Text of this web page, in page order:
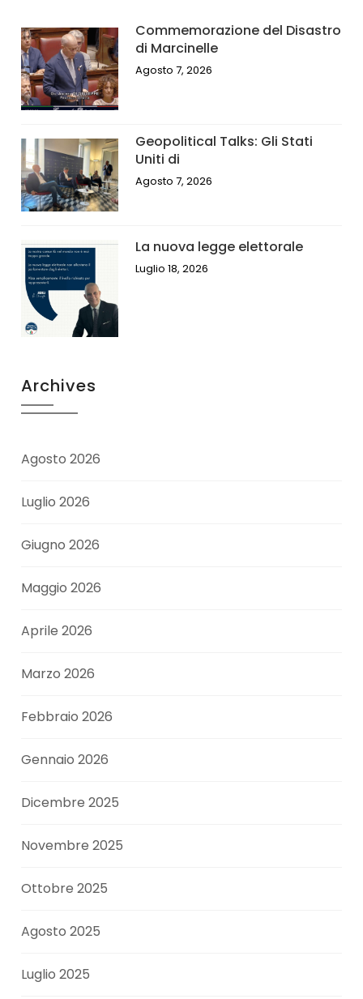
Commemorazione del Disastro
di Marcinelle
Agosto 7, 2026
Geopolitical Talks: Gli Stati
Uniti di
Agosto 7, 2026
La nuova legge elettorale
Luglio 18, 2026
Archives
Agosto 2026
Luglio 2026
Giugno 2026
Maggio 2026
Aprile 2026
Marzo 2026
Febbraio 2026
Gennaio 2026
Dicembre 2025
Novembre 2025
Ottobre 2025
Agosto 2025
Luglio 2025